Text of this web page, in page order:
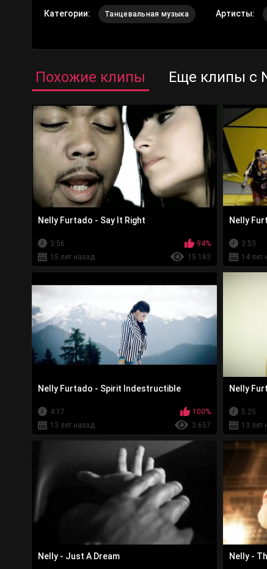
Категории: Танцевальная музыка Артисты:
Похожие клипы Еще клипы с
Nelly Furtado - Say It Right
3:56
94%
15 лет назад
15 183
Nelly
3:53
14 лет
Nelly Furtado - Spirit Indestructible
4:17
100%
13 лет назад
3 657
Nelly
5:25
13 лет
Nelly - Just A Dream Nelly -